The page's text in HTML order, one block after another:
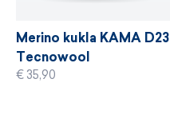
Merino kukla KAMA D23
Tecnowool
€ 35,90